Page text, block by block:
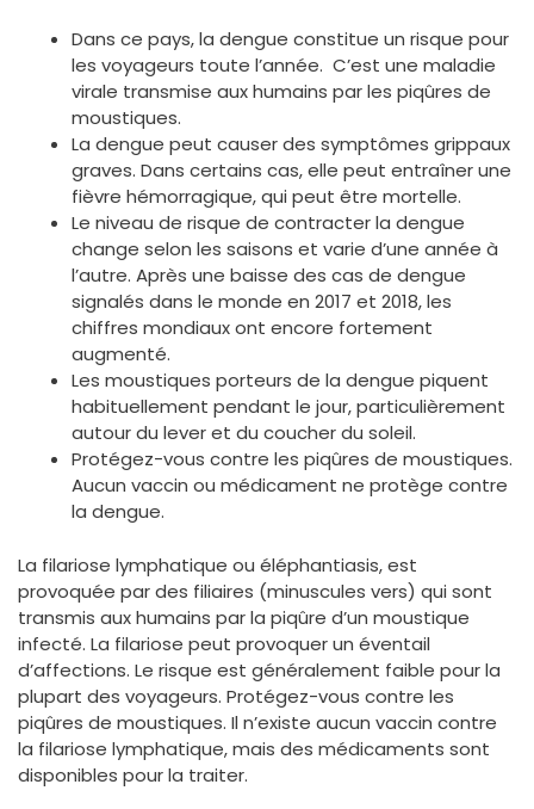
Dans ce pays, la dengue constitue un risque pour
les voyageurs toute l’année. C’est une maladie
virale transmise aux humains par les piqûres de
moustiques.
La dengue peut causer des symptômes grippaux
graves. Dans certains cas, elle peut entraîner une
fièvre hémorragique, qui peut être mortelle.
Le niveau de risque de contracter la dengue
change selon les saisons et varie d’une année à
l’autre. Après une baisse des cas de dengue
signalés dans le monde en 2017 et 2018, les
chiffres mondiaux ont encore fortement
augmenté.
Les moustiques porteurs de la dengue piquent
habituellement pendant le jour, particulièrement
autour du lever et du coucher du soleil.
Protégez-vous contre les piqûres de moustiques.
Aucun vaccin ou médicament ne protège contre
la dengue.
La filariose lymphatique ou éléphantiasis, est
provoquée par des filiaires (minuscules vers) qui sont
transmis aux humains par la piqûre d’un moustique
infecté. La filariose peut provoquer un éventail
d’affections. Le risque est généralement faible pour la
plupart des voyageurs. Protégez­-vous contre les
piqûres de moustiques. Il n’existe aucun vaccin contre
la filariose lymphatique, mais des médicaments sont
disponibles pour la traiter.